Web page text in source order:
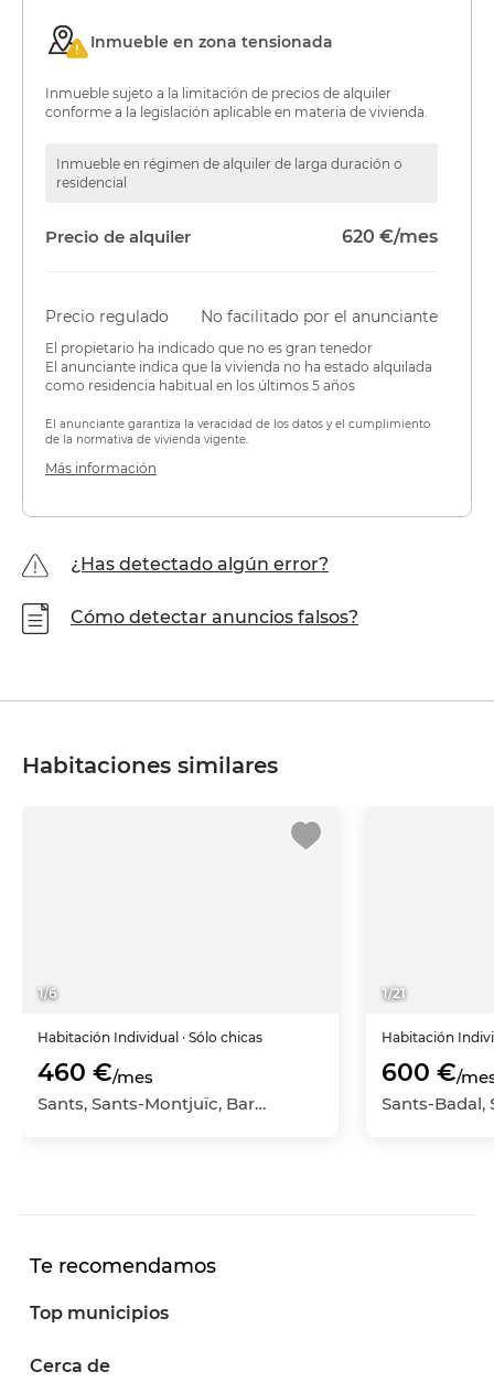
Inmueble en zona tensionada
Inmueble sujeto a la limitación de precios de alquiler
conforme a la legislación aplicable en materia de vivienda.
Inmueble en régimen de alquiler de larga duración o
residencial
Precio de alquiler 620 €/mes
Precio regulado No facilitado por el anunciante
El propietario ha indicado que no es gran tenedor
El anunciante indica que la vivienda no ha estado alquilada
como residencia habitual en los últimos 5 años
El anunciante garantiza la veracidad de los datos y el cumplimiento
de la normativa de vivienda vigente.
Más información
¿Has detectado algún error?
Cómo detectar anuncios falsos?
Habitaciones similares
1/6
Habitación Individual · Sólo chicas
460 €/mes
Sants, Sants-Montjuïc, Barcelona Capital, Barcelona
1/21
Habitación
600 €/
Te recomendamos
Top municipios
Cerca de